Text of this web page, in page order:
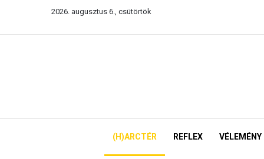
2026. augusztus 6., csütörtök
(H)ARCTÉR REFLEX VÉLEMÉNY